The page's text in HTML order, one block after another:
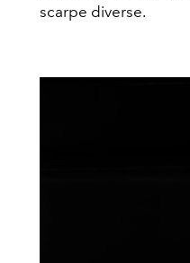
scarpe diverse.